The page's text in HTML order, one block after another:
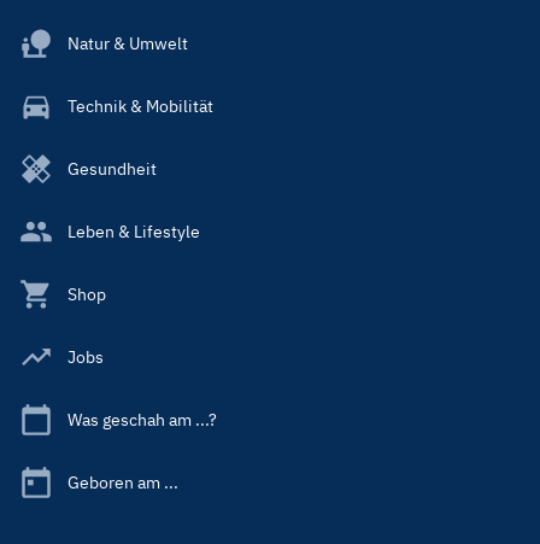
Natur & Umwelt
Technik & Mobilität
Gesundheit
Leben & Lifestyle
Shop
Jobs
Was geschah am ...?
Geboren am ...